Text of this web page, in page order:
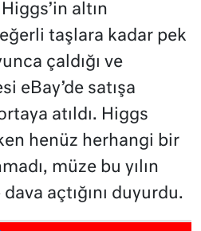
altın
taşlara kadar pek
çaldığı ve
eBay’de satışa
atıldı. Higgs
henüz herhangi bir
müze bu yılın
dava açtığını duyurdu.